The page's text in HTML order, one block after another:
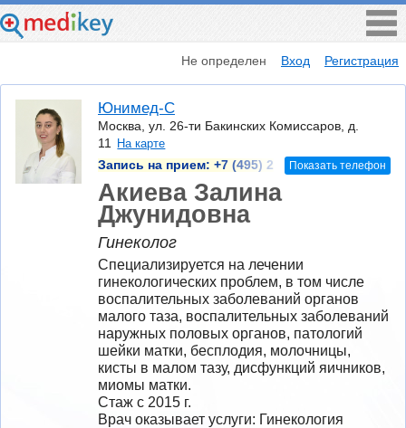
Не определен Вход Регистрация
Юнимед-С
Москва, ул. 26-ти Бакинских Комиссаров, д.
11
На карте
Запись на прием: +7 (495) 2 Показать телефон
Акиева Залина
Джунидовна
Гинеколог
Специализируется на лечении
гинекологических проблем, в том числе
воспалительных заболеваний органов
малого таза, воспалительных заболеваний
наружных половых органов, патологий
шейки матки, бесплодия, молочницы,
кисты в малом тазу, дисфункций яичников,
миомы матки.
Стаж с 2015 г.
Врач оказывает услуги: Гинекология